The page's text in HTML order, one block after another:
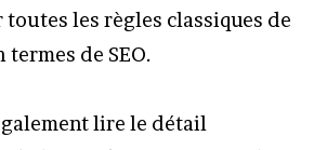
toutes les règles classiques de
termes de SEO.
lire le détail